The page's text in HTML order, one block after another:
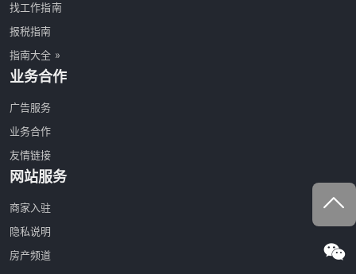
找工作指南
报税指南
指南大全 »
业务合作
广告服务
业务合作
友情链接
网站服务
商家入驻
隐私说明
房产频道